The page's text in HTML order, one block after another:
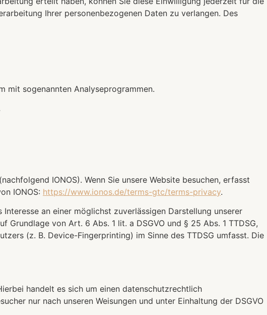
Ihrer personenbezogenen Daten zu verlangen. Des
mit sogenannten Analyseprogrammen.
IONOS). Wenn Sie unsere Website besuchen, erfasst
IONOS: https://www.ionos.de/terms-gtc/terms-privacy.
an einer möglichst zuverlässigen Darstellung unserer
von Art. 6 Abs. 1 lit. a DSGVO und § 25 Abs. 1 TTDSG,
(z. B. Device-Fingerprinting) im Sinne des TTDSG umfasst. Die
handelt es sich um einen datenschutzrechtlich
nur nach unseren Weisungen und unter Einhaltung der DSGVO